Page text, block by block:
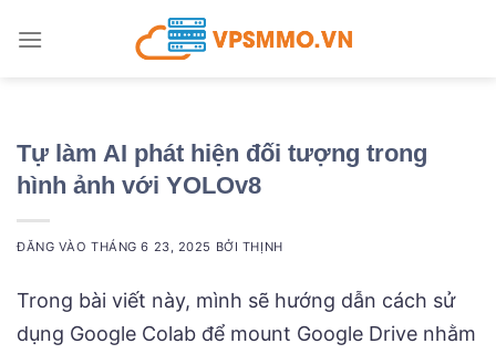
qua
Tự làm AI phát hiện đối tượng trong
hình ảnh với YOLOv8
ĐĂNG VÀOTHÁNG 6 23, 2025 BỞI THỊNH
Trong bài viết này, mình sẽ hướng dẫn cách sử
dụng Google Colab để mount Google Drive nhằm